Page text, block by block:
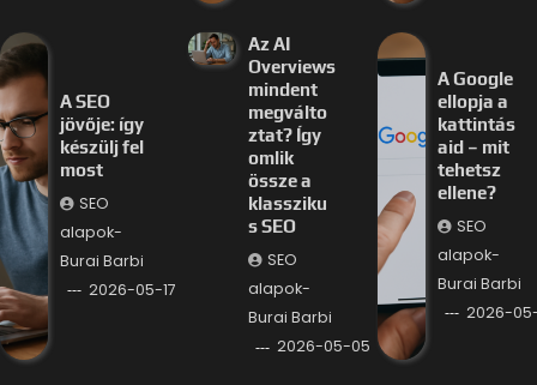
A SEO
jövője: így
készülj fel
most
SEO
alapok-
Burai Barbi
2026-05-17
Az AI
Overviews
mindent
megválto
ztat? Így
omlik
össze a
klassziku
s SEO
SEO
alapok-
Burai Barbi
2026-05-05
A Google
ellopja a
kattintás
aid – mit
tehetsz
ellene?
SEO
alapok-
Burai Barbi
2026-